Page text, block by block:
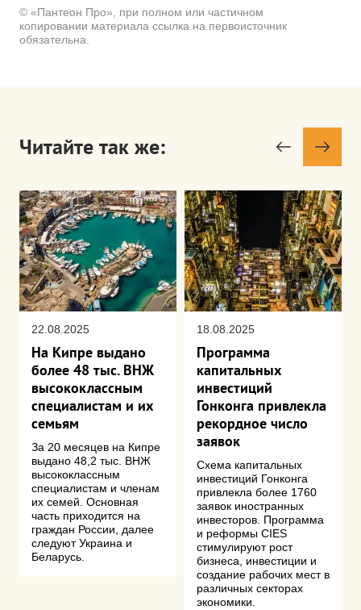
© «Пантеон Про», при полном или частичном
копировании материала ссылка на первоисточник
обязательна.
Читайте так же:
22.08.2025
На Кипре выдано
более 48 тыс. ВНЖ
высококлассным
специалистам и их
семьям
За 20 месяцев на Кипре
выдано 48,2 тыс. ВНЖ
высококлассным
специалистам и членам
их семей. Основная
часть приходится на
граждан России, далее
следуют Украина и
Беларусь.
18.08.2025
Программа
капитальных
инвестиций
Гонконга привлекла
рекордное число
заявок
Схема капитальных
инвестиций Гонконга
привлекла более 1760
заявок иностранных
инвесторов. Программа
и реформы CIES
стимулируют рост
бизнеса, инвестиции и
создание рабочих мест в
различных секторах
экономики.